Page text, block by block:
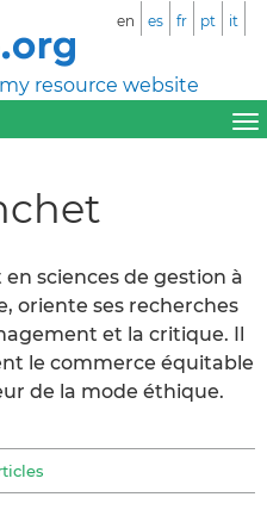
resource website
en es fr pt it
sciences de gestion à
oriente ses recherches
et la critique. Il
le commerce équitable
de la mode éthique.